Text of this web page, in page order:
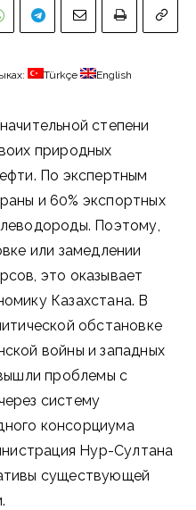
Türkçe English
степени
природных
По экспертным
и 60% экспортных
Поэтому,
или замедлении
это оказывает
Казахстана. В
обстановке
войны и западных
проблемы с
систему
консорциума
Нур-Султана
существующей